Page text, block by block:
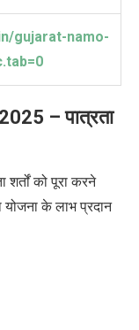
gujarat-namo-
2025 –पात्रता
शर्तों को पूरा करने
योजना के लाभ प्रदान